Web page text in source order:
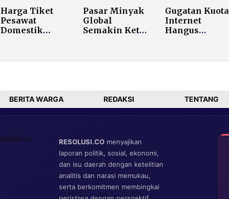
M
Politik Khas
Indonesia”
Diterbangkan
Keluar Negeri
Harga Tiket
Pesawat
Domestik
Pasar Minyak
Global
Semakin Ketat,
Gugatan Kuota
Internet
Hangus
BERITA WARGA REDAKSI TENTANG
RESOLUSI.CO menyajikan
laporan politik, sosial, ekonomi,
dan isu daerah dengan ketelitian
analitis dan narasi memukau,
serta berkomitmen membingkai